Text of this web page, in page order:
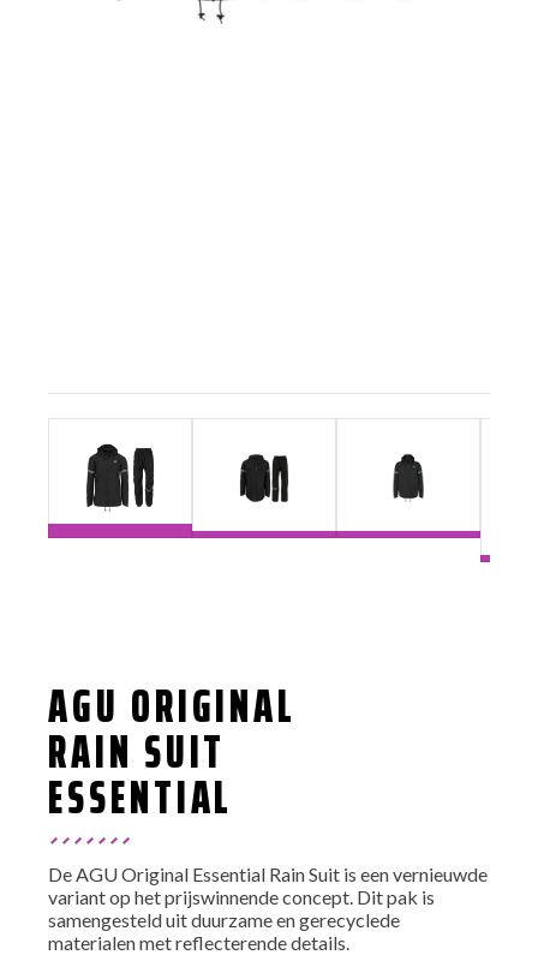
AGU ORIGINAL
RAIN SUIT
ESSENTIAL
De AGU Original Essential Rain Suit is een vernieuwde
variant op het prijswinnende concept. Dit pak is
samengesteld uit duurzame en gerecyclede
materialen met reflecterende details.